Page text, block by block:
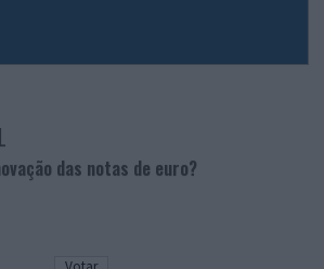
das notas de euro?